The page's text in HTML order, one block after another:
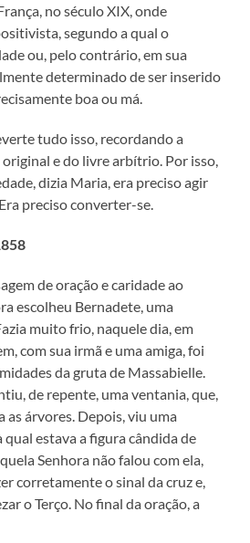
no século XIX, onde
segundo a qual o
ou, pelo contrário, em sua
determinado de ser inserido
boa ou má.
tudo isso, recordando a
e do livre arbítrio. Por isso,
dizia Maria, era preciso agir
preciso converter-se.
de oração e caridade ao
escolheu Bernadete, uma
muito frio, naquele dia, em
com sua irmã e uma amiga, foi
da gruta de Massabielle.
de repente, uma ventania, que,
as árvores. Depois, viu uma
qual estava a figura cândida de
Senhora não falou com ela,
corretamente o sinal da cruz e,
o Terço. No final da oração, a